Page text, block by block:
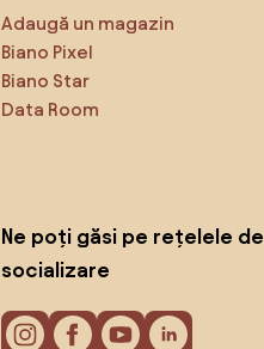
Adaugă un magazin
Biano Pixel
Biano Star
Data Room
Ne poți găsi pe rețelele de
socializare